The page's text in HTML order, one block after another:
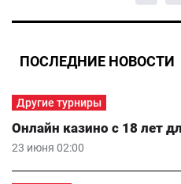
ПОСЛЕДНИЕ НОВОСТИ
Другие турниры
23 июня 02:00
Онлайн казино с 18 лет